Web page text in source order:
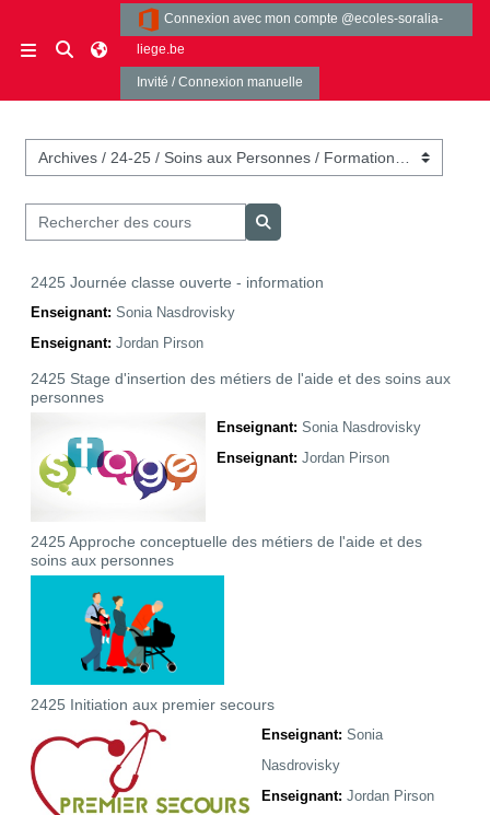
Passer au contenu principal
Panneau latéral
Activer/désactiver la saisie de recherche
Connexion avec mon compte @ecoles-soralia-
liege.be
Invité / Connexion manuelle
Catégories de cours
Rechercher des cours
2425 Journée classe ouverte - information
Enseignant: Sonia Nasdrovisky
Enseignant: Jordan Pirson
2425 Stage d'insertion des métiers de l'aide et des soins aux
personnes
Enseignant: Sonia Nasdrovisky
Enseignant: Jordan Pirson
2425 Approche conceptuelle des métiers de l'aide et des
soins aux personnes
2425 Initiation aux premier secours
Enseignant:Sonia
Nasdrovisky
Enseignant:Jordan Pirson